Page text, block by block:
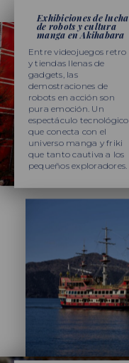
Exhibiciones de lucha
de robots y cultura
manga en Akihabara
Entre videojuegos retro
y tiendas llenas de
gadgets, las
demostraciones de
robots en acción son
pura emoción. Un
espectáculo tecnológico
que conecta con el
universo manga y friki
que tanto cautiva a los
pequeños exploradores.